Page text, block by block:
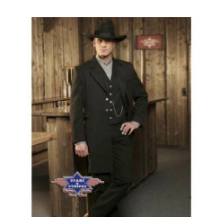
a plusieurs variations.Ce